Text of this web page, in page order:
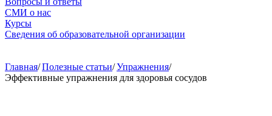
СМИ о нас
Курсы
Сведения об образовательной организации
Главная/Полезные статьи/Упражнения/
Эффективные упражнения для здоровья сосудов